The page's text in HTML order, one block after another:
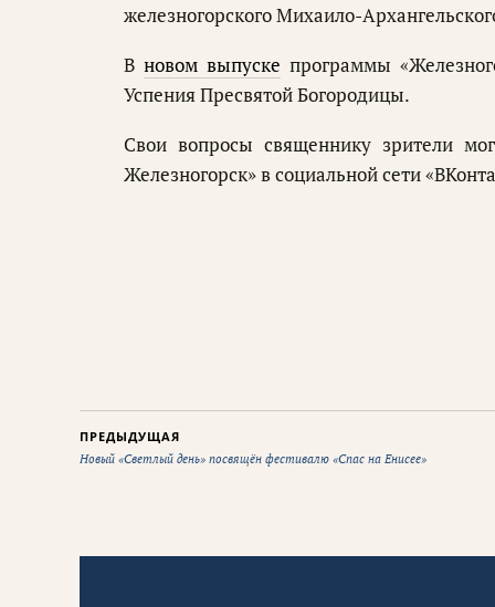
железногорского Михаило-
В новом выпуске программы
Успения Пресвятой Богородицы.
Свои вопросы священнику зрители
Железногорск» в социальной сети
ПРЕДЫДУЩАЯ
Новый «Светлый день» посвящён фестивалю «Спас на Енисее»